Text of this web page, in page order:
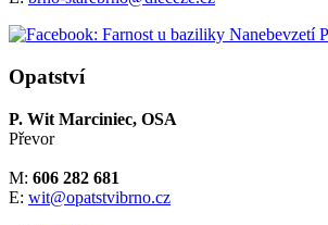
Opatství
P. Wit Marciniec, OSA
Převor
M: 606 282 681
E: wit@opatstvibrno.cz